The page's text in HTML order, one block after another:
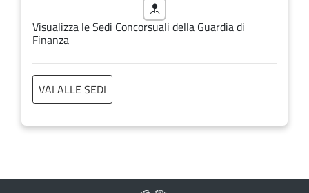
Visualizza le Sedi Concorsuali della Guardia di
Finanza
VAI ALLE SEDI